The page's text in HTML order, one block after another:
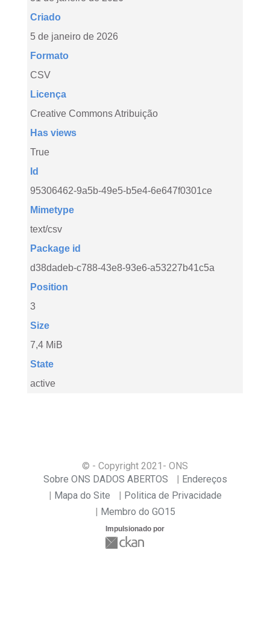
Criado
5 de janeiro de 2026
Formato
CSV
Licença
Creative Commons Atribuição
Has views
True
Id
95306462-9a5b-49e5-b5e4-6e647f0301ce
Mimetype
text/csv
Package id
d38dadeb-c788-43e8-93e6-a53227b41c5a
Position
3
Size
7,4 MiB
State
active
© - Copyright 2021 - ONS
Sobre ONS DADOS ABERTOS
Endereços
Mapa do Site
Politica de Privacidade
Membro do GO15
Impulsionado por